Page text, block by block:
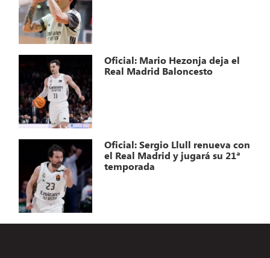
Oficial: Mario Hezonja deja el
Real Madrid Baloncesto
Oficial: Sergio Llull renueva con
el Real Madrid y jugará su 21ª
temporada